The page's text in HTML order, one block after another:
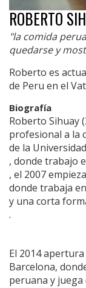
ROBERTO
"la comida
quedarse y
Roberto es
de Peru en el
Biografía
Roberto Sihuay
profesional a la
de la
, donde trabajo
, el 2007
donde trabaja
y una corta
.
El 2014
Barcelona,
peruana y juega